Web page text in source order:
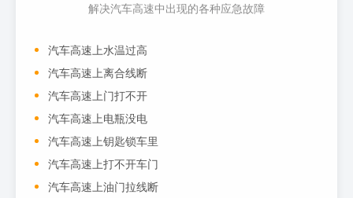
解决汽车高速中出现的各种应急故障
汽车高速上水温过高
汽车高速上离合线断
汽车高速上门打不开
汽车高速上电瓶没电
汽车高速上钥匙锁车里
汽车高速上打不开车门
汽车高速上油门拉线断